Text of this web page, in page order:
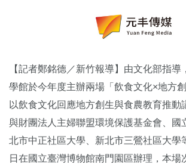
【記者鄭銘德／新竹報導】由文化部指導
學館於今年度主辦兩場「飲食文化×地方
以飲食文化回應地方創生與食農教育推動
與財團法人主婦聯盟環境保護基金會、國
北市中正社區大學、新北市三鶯社區大學
日在國立臺灣博物館南門園區辦理，本場